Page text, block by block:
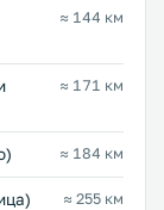
≈ 144 км
≈ 171 км
≈ 184 км
≈ 255 км